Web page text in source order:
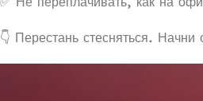
👇 Перестань стесняться. Начни